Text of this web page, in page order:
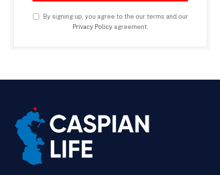
By signing up, you agree to the our terms and our
Privacy Policyagreement.